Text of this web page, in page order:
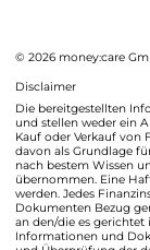
© 2026 money:care
Disclaimer
Die bereitgestellten
und stellen weder ein
Kauf oder Verkauf von
davon als Grundlage
nach bestem Wissen
übernommen. Eine
werden. Jedes
Dokumenten Bezug
an den/die es gerichtet
Informationen und